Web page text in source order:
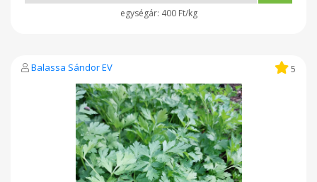
400 Ft/kg
Balassa Sándor EV 5